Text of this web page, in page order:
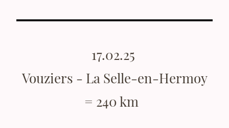
17.02.25
Vouziers - La Selle-en-Hermoy
= 240 km